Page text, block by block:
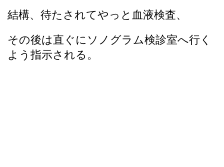
結構、待たされてやっと血液検査、
その後は直ぐにソノグラム検診室へ行く
よう指示される。